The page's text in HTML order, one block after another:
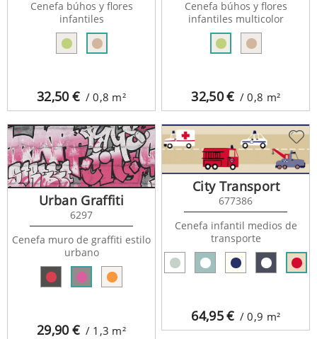
32,50€ / 0,8 m²
Cenefa búhos y flores
infantiles
32,50€ / 0,8 m²
Cenefa búhos y flores
infantiles multicolor
29,90€ / 1,3 m²
Urban Graffiti
6297
Cenefa muro de graffiti estilo
urbano
64,95€ / 0,9 m²
City Transport
677386
Cenefa infantil medios de
transporte